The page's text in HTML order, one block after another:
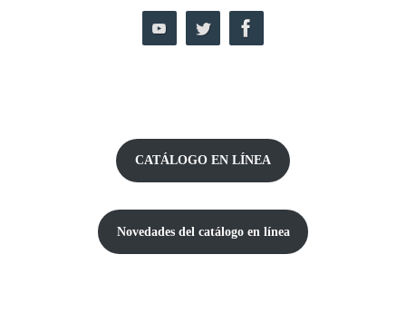
CATÁLOGO EN LÍNEA
Novedades del catálogo en línea